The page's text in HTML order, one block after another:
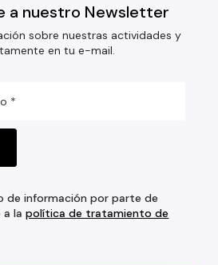
a nuestro Newsletter
sobre nuestras actividades y
en tu e-mail.
de información por parte de
a lapolítica de tratamiento de